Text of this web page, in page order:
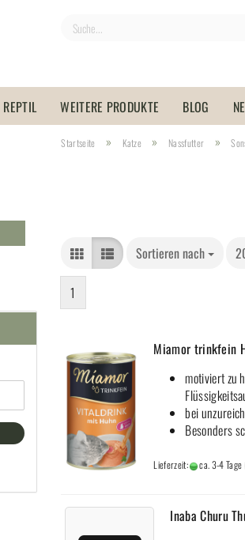
REPTIL WEITERE PRODUKTE BLOG
Startseite » Katze » Nassfutter »
Sortieren nach
1
Miamor trinkfein
motiviert zu
bei
Besonders
Lieferzeit: ca. 3-4 Tage
Inaba Churu